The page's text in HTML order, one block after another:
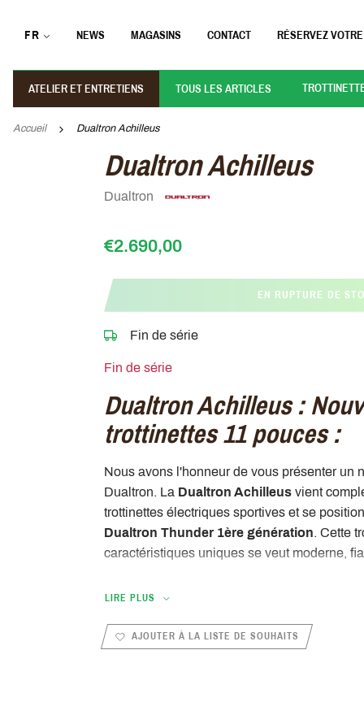
FR NEWS MAGASINS CONTACT RÉSERVEZ
ATELIER ET ENTRETIENS TOUS LES ARTICLES
Accueil Dualtron Achilleus
Dualtron Achilleus
Dualtron
€2.690,00
EN RUPTURE DE
Fin de série
Fin de série
Dualtron Achilleus :
trottinettes 11 pouces :
Nous avons l'honneur de vous présenter un
Dualtron. La Dualtron Achilleusvient
trottinettes électriques sportives et se
Dualtron Thunder 1ère génération. Cette
caractéristiques uniques se veut moderne,
Vous remarquerez dans un premier temps le
rester dans l'esprit de la marque. Sobre et
LIRE PLUS
AJOUTER À LA LISTE DE SOUHAITS